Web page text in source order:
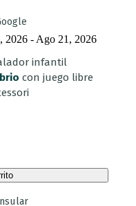
2026 - Ago 21, 2026
infantil
con juego libre